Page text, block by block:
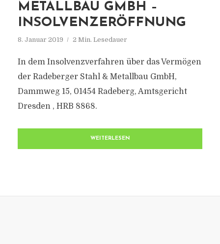
METALLBAU GMBH –
INSOLVENZERÖFFNUNG
8. Januar 2019 2 Min. Lesedauer
In dem Insolvenzverfahren über das Vermögen
der Radeberger Stahl & Metallbau GmbH,
Dammweg 15, 01454 Radeberg, Amtsgericht
Dresden , HRB 8868.
WEITERLESEN